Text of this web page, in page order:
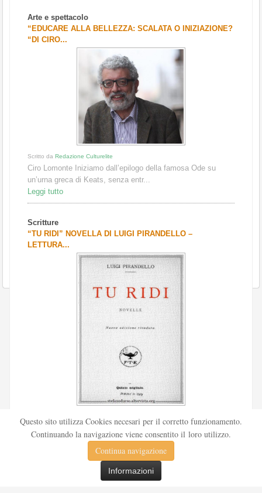
Arte e spettacolo
“EDUCARE ALLA BELLEZZA: SCALATA O INIZIAZIONE?
“DI CIRO...
Scritto da Redazione Culturelite
Ciro Lomonte Iniziamo dall’epilogo della famosa Ode su
un’urna greca di Keats, senza entr...
Leggi tutto
Scritture
“TU RIDI” NOVELLA DI LUIGI PIRANDELLO –
LETTURA...
Pubblicata nel 1912 sul «Corriere della sera», la novella Tu
ridi fu successivamente inserita nella ...
Questo sito utilizza Cookies necesari per il corretto funzionamento.
Continuando la navigazione viene consentito il loro utilizzo.
Continua navigazione
Informazioni